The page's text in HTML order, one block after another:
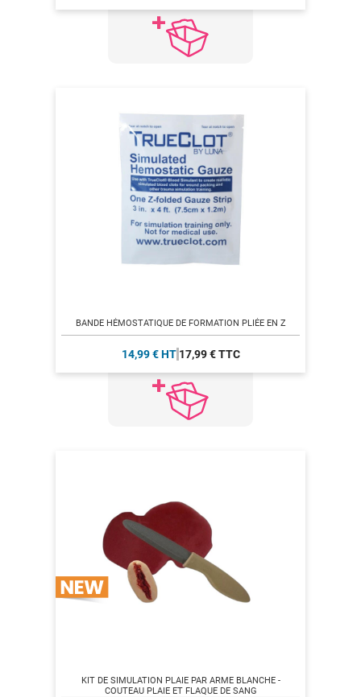
BANDE HÉMOSTATIQUE DE FORMATION PLIÉE EN Z
14,99 € HT 17,99 € TTC
KIT DE SIMULATION PLAIE PAR ARME BLANCHE -
COUTEAU PLAIE ET FLAQUE DE SANG